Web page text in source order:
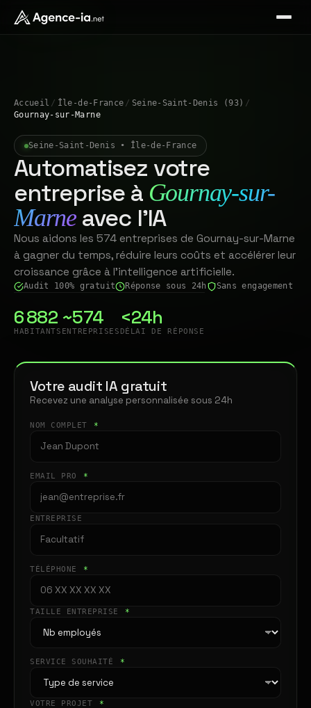
Accueil / Île-de-France / Seine-Saint-Denis (93) /
Gournay-sur-Marne
Seine-Saint-Denis • Île-de-France
Automatisez votre
entreprise à Gournay-sur-
Marne avec l'IA
Nous aidons les 574 entreprises de Gournay-sur-Marne
à gagner du temps, réduire leurs coûts et accélérer leur
croissance grâce à l'intelligence artificielle.
Audit 100% gratuit Réponse sous 24h Sans engagement
6 882
HABITANTS
~574
ENTREPRISES
<24h
DÉLAI DE RÉPONSE
Votre audit IA gratuit
Recevez une analyse personnalisée sous 24h
NOM COMPLET *
EMAIL PRO *
ENTREPRISE
TÉLÉPHONE *
TAILLE ENTREPRISE *
SERVICE SOUHAITÉ *
VOTRE PROJET *